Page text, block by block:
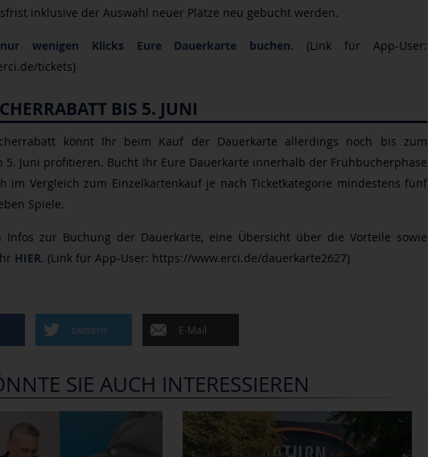
inklusive der Auswahl neuer Plätze neu gebucht werden.
wenigen Klicks Eure Dauerkarte buchen. (Link für App-User:
tickets)
BIS 5. JUNI
könnt Ihr beim Kauf der Dauerkarte allerdings noch bis zum
5. Juni profitieren. Bucht Ihr Eure Dauerkarte innerhalb der Frühbucherphase
im Vergleich zum Einzelkartenkauf je nach Ticketkategorie mindestens fünf
Spiele.
Infos zur Buchung der Dauerkarte, eine Übersicht über die Vorteile sowie
HIER. (Link für App-User: https://www.erci.de/dauerkarte2627)
twittern E-Mail
SIE AUCH INTERESSIEREN